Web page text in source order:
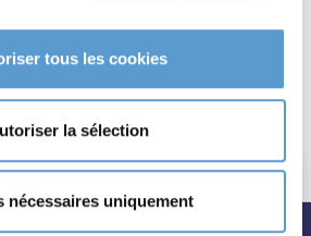
tous les cookies
la sélection
nécessaires uniquement